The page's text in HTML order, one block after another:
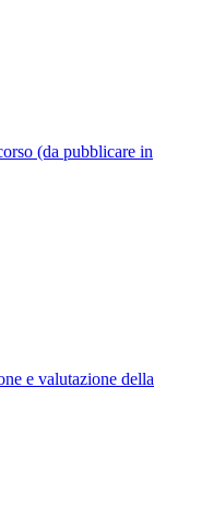
(da pubblicare in
e valutazione della